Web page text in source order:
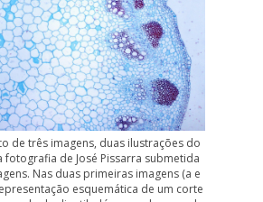
de três imagens, duas ilustrações do
fotografia de José Pissarra submetida
Nas duas primeiras imagens (a e
esquemática de um corte